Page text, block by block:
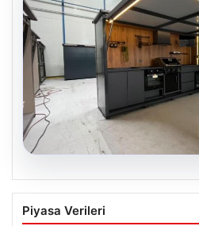
Dış Mekan
bahçe mutfağı
Piyasa Verileri